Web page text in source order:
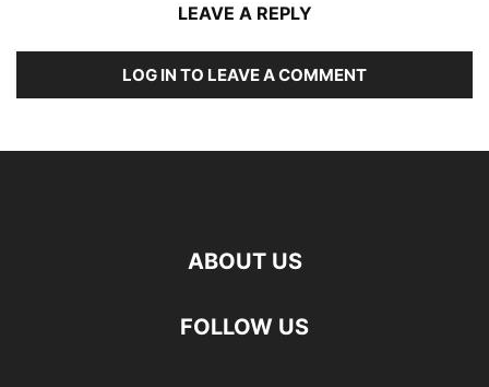
LEAVE A REPLY
LOG IN TO LEAVE A COMMENT
ABOUT US
FOLLOW US